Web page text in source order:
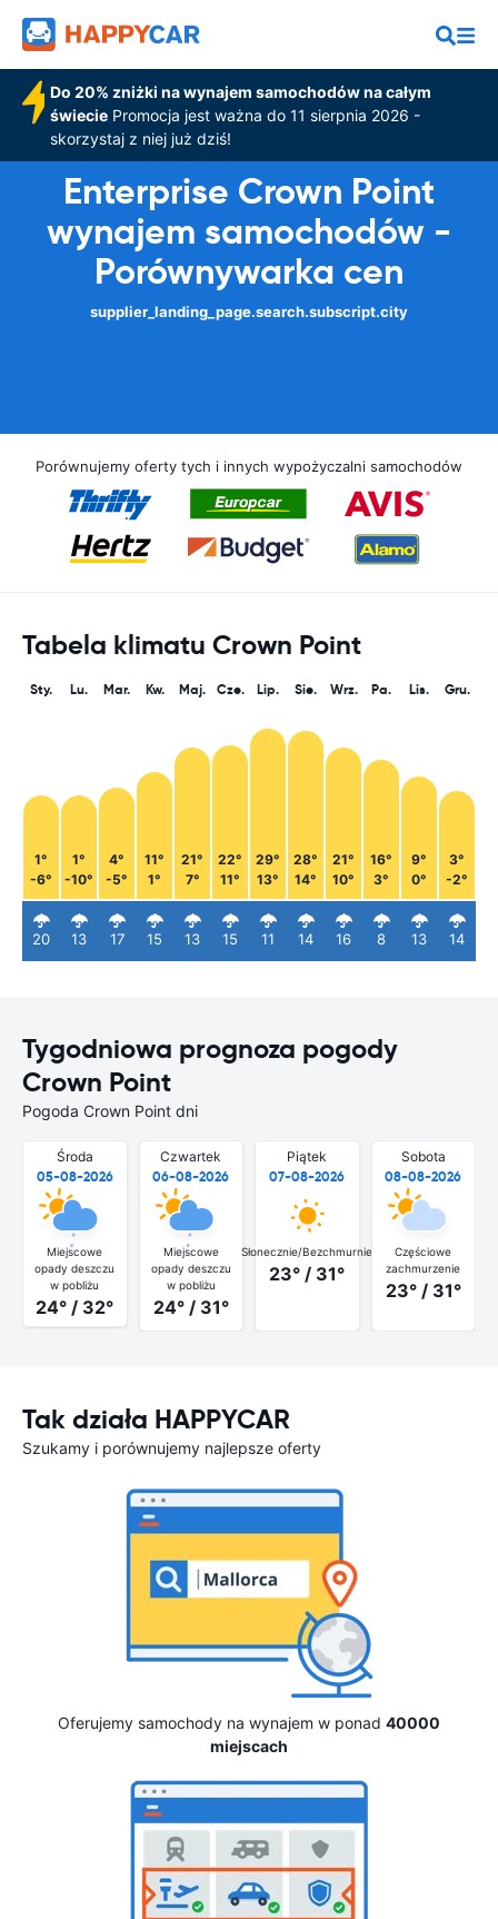
Do 20% zniżki na wynajem samochodów na całym
świeciePromocja jest ważna do 11 sierpnia 2026 -
skorzystaj z niej już dziś!
Enterprise Crown Point
wynajem samochodów -
Porównywarka cen
supplier_landing_page.search.subscript.city
Porównujemy oferty tych i innych wypożyczalni samochodów
Tabela klimatu Crown Point
Sty.
1°
-6°
20
Lu.
1°
-10°
13
Mar.
4°
-5°
17
Kw.
11°
1°
15
Maj.
21°
7°
13
Cze.
22°
11°
15
Lip.
29°
13°
11
Sie.
28°
14°
14
Wrz.
21°
10°
16
Pa.
16°
3°
8
Lis.
9°
0°
13
Gru.
3°
-2°
14
Tygodniowa prognoza pogody
Crown Point
Pogoda Crown Point dni
Środa
05-08-2026
Miejscowe
opady deszczu
w pobliżu
24° / 32°
Czwartek
06-08-2026
Miejscowe
opady deszczu
w pobliżu
24° / 31°
Piątek
07-08-2026
Słonecznie/Bezchmurnie
23° / 31°
Sobota
08-08-2026
Częściowe
zachmurzenie
23° / 31°
Tak działa HAPPYCAR
Szukamy i porównujemy najlepsze oferty
Oferujemy samochody na wynajem w ponad 40000
miejscach